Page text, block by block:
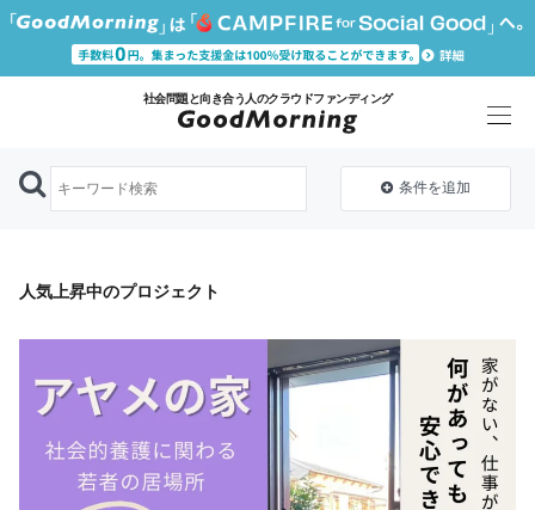
社会問題と向き合う人のクラウドファンディング
条件を追加
人気上昇中のプロジェクト